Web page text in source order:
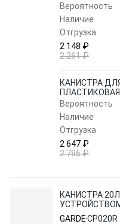
Вероятность
Наличие
Отгрузка
2 148 ₽
2 261 ₽
КАНИСТРА
Вероятность
Наличие
Отгрузка
2 647 ₽
2 786 ₽
КАНИСТРА
УСТРОЙСТВОМ
GARDECP020R